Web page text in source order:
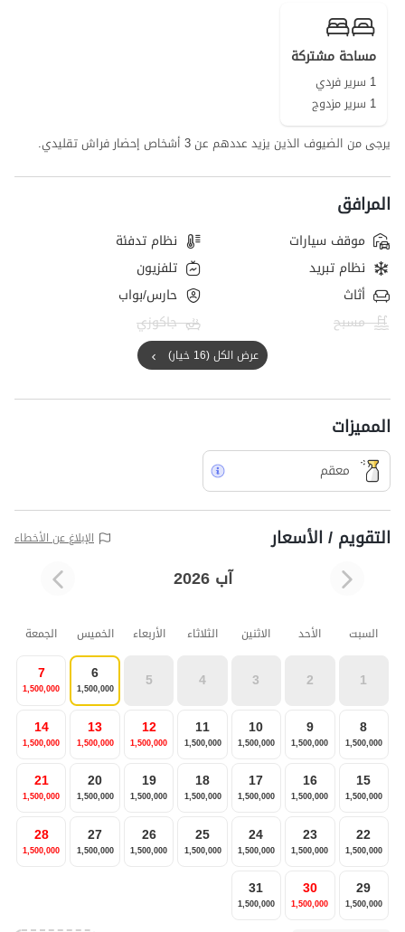
مساحة مشتركة
1 سرير فردي
1 سرير مزدوج
يرجى من الضيوف الذين يزيد عددهم عن 3 أشخاص إحضار فراش تقليدي.
المرافق
موقف سيارات
نظام تدفئة
نظام تبريد
تلفزيون
أثاث
حارس/بواب
مسبح
جاكوزي
عرض الكل (16 خيار)
المميزات
معقم
التقويم / الأسعار الإبلاغ عن الأخطاء
آب 2026
السبت الأحد الاثنين الثلاثاء الأربعاء الخميس الجمعة
1
2
3
4
5
6
1,500,000
7
1,500,000
8
1,500,000
9
1,500,000
10
1,500,000
11
1,500,000
12
1,500,000
13
1,500,000
14
1,500,000
15
1,500,000
16
1,500,000
17
1,500,000
18
1,500,000
19
1,500,000
20
1,500,000
21
1,500,000
22
1,500,000
23
1,500,000
24
1,500,000
25
1,500,000
26
1,500,000
27
1,500,000
28
1,500,000
29
1,500,000
30
1,500,000
31
1,500,000